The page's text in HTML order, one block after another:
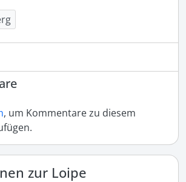
, um Kommentare zu diesem
zur Loipe